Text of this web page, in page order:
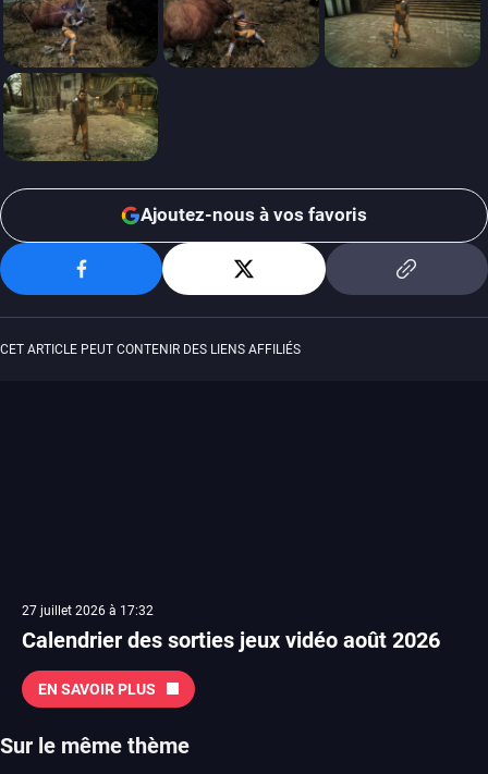
Ajoutez-nous à vos favoris
CET ARTICLE PEUT CONTENIR DES LIENS AFFILIÉS
27 juillet 2026 à 17:32
Calendrier des sorties jeux vidéo août 2026
EN SAVOIR PLUS
Sur le même thème